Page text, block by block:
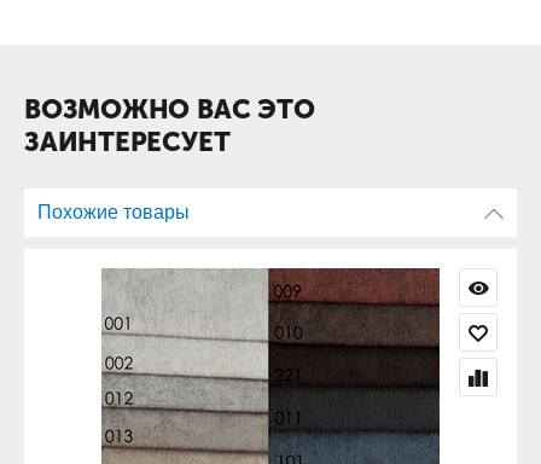
ВОЗМОЖНО ВАС ЭТО
ЗАИНТЕРЕСУЕТ
Похожие товары